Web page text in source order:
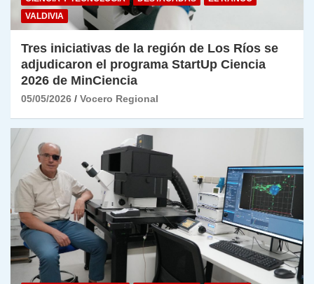
VALDIVIA
Tres iniciativas de la región de Los Ríos se
adjudicaron el programa StartUp Ciencia
2026 de MinCiencia
05/05/2026 Vocero Regional